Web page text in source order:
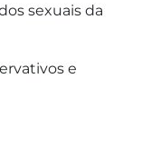
sexuais da
e